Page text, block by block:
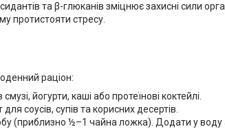
та β-глюканів зміцнює захисні сили
протистояти стресу.
раціон:
йогурти, каші або протеїнові коктейлі.
для соусів, супів та корисних десертів.
(приблизно ½–1 чайна ложка). Додати у воду